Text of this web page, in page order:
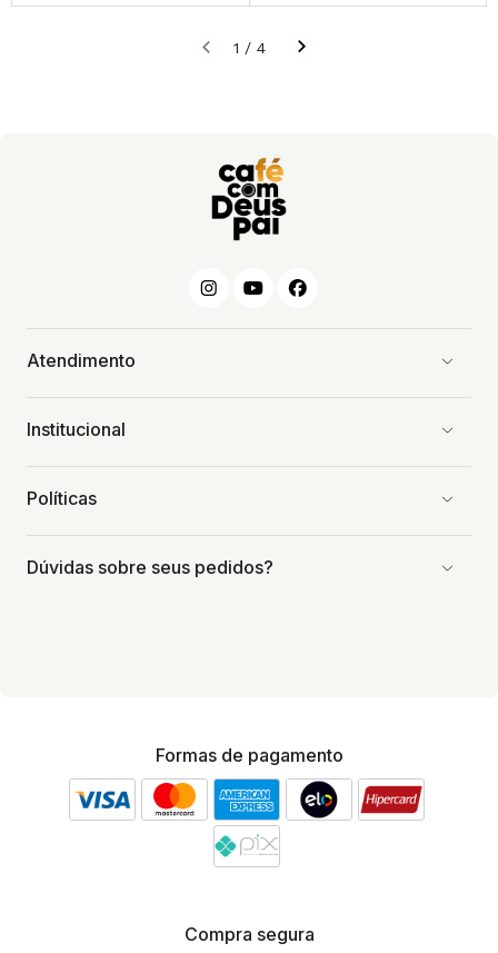
1 / 4
Atendimento
Institucional
Políticas
Dúvidas sobre seus pedidos?
Formas de pagamento
Compra segura